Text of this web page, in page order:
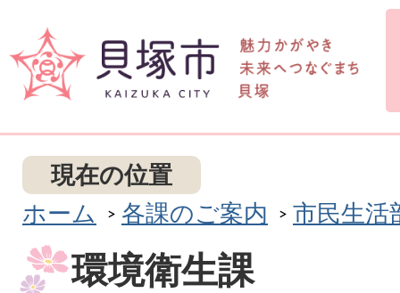
現在の位置
ホーム
各課のご案内 市民生活
環境衛生課